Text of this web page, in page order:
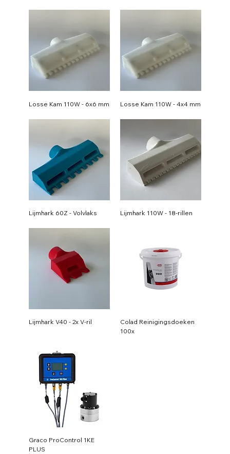
Losse Kam 110W - 6x6 mm Losse Kam 110W - 4x4 mm
Lijmhark 60Z - Volvlaks Lijmhark 110W - 18-rillen
Lijmhark V40 - 2x V-ril
Colad Reinigingsdoeken
100x
Graco ProControl 1KE
PLUS